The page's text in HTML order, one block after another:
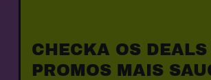
CHECKA OS DEALS
PROMOS MAIS